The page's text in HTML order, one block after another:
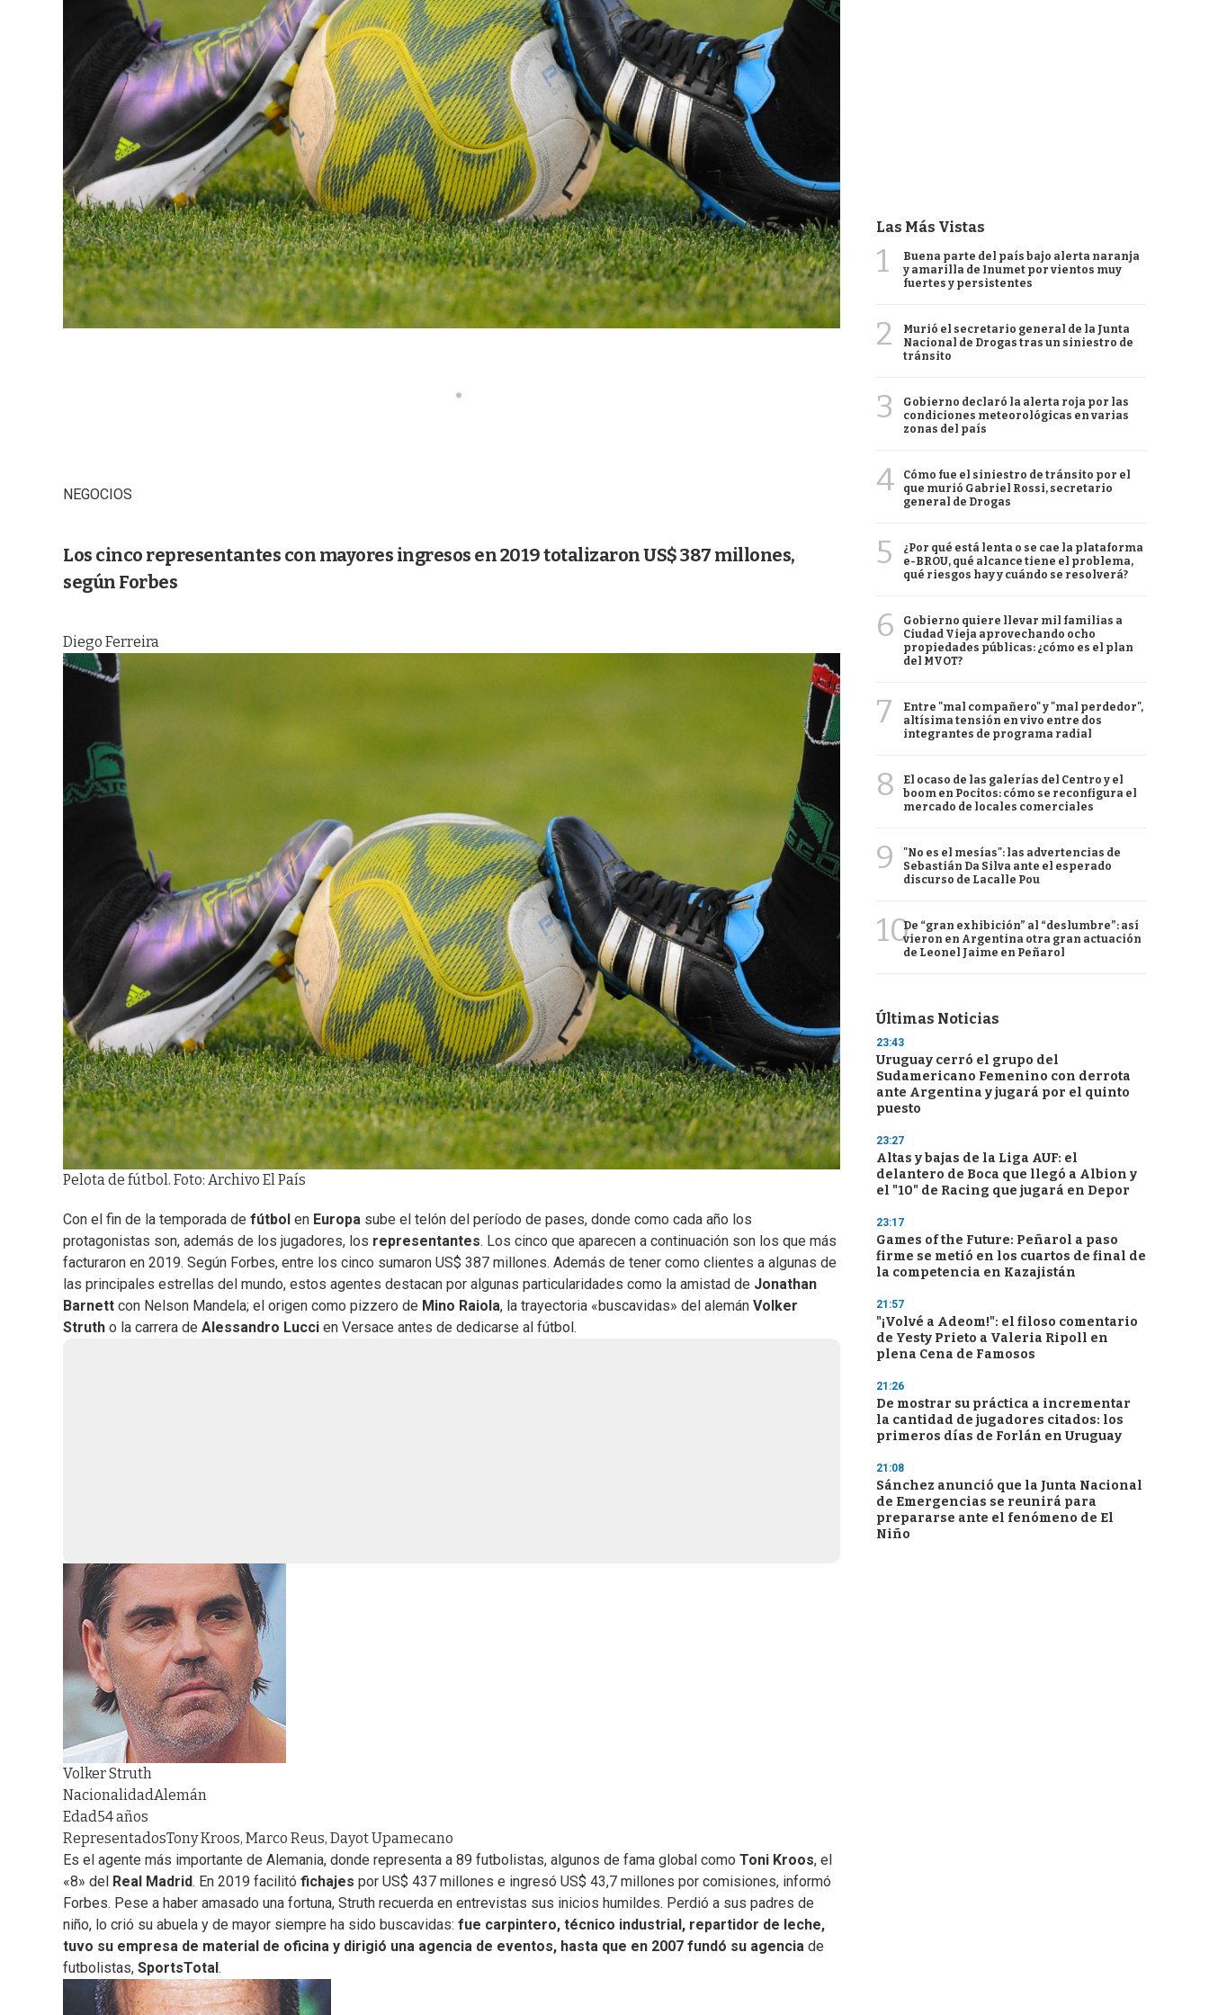
NEGOCIOS
Los cinco representantes con mayores ingresos en 2019 totalizaron US$ 387 millones,
según Forbes
Diego Ferreira
Pelota de fútbol. Foto: Archivo El País
Con el fin de la temporada de fútbol en Europa sube el telón del período de pases, donde como cada año los
protagonistas son, además de los jugadores, los representantes. Los cinco que aparecen a continuación son los que más
facturaron en 2019. Según Forbes, entre los cinco sumaron US$ 387 millones. Además de tener como clientes a algunas de
las principales estrellas del mundo, estos agentes destacan por algunas particularidades como la amistad de Jonathan
Barnett con Nelson Mandela; el origen como pizzero de Mino Raiola, la trayectoria «buscavidas» del alemán Volker
Struth o la carrera de Alessandro Lucci en Versace antes de dedicarse al fútbol.
Volker Struth
NacionalidadAlemán
Edad54 años
RepresentadosTony Kroos, Marco Reus, Dayot Upamecano
Es el agente más importante de Alemania, donde representa a 89 futbolistas, algunos de fama global como Toni Kroos, el
«8» del Real Madrid. En 2019 facilitó fichajes por US$ 437 millones e ingresó US$ 43,7 millones por comisiones, informó
Forbes. Pese a haber amasado una fortuna, Struth recuerda en entrevistas sus inicios humildes. Perdió a sus padres de
niño, lo crió su abuela y de mayor siempre ha sido buscavidas: fue carpintero, técnico industrial, repartidor de leche,
tuvo su empresa de material de oficina y dirigió una agencia de eventos, hasta que en 2007 fundó su agencia de
futbolistas, SportsTotal.
Las Más Vistas
1
Buena parte del país bajo alerta naranja
y amarilla de Inumet por vientos muy
fuertes y persistentes
2
Murió el secretario general de la Junta
Nacional de Drogas tras un siniestro de
tránsito
3
Gobierno declaró la alerta roja por las
condiciones meteorológicas en varias
zonas del país
4
Cómo fue el siniestro de tránsito por el
que murió Gabriel Rossi, secretario
general de Drogas
5
¿Por qué está lenta o se cae la plataforma
e-BROU, qué alcance tiene el problema,
qué riesgos hay y cuándo se resolverá?
6
Gobierno quiere llevar mil familias a
Ciudad Vieja aprovechando ocho
propiedades públicas: ¿cómo es el plan
del MVOT?
7
Entre "mal compañero" y "mal perdedor",
altísima tensión en vivo entre dos
integrantes de programa radial
8
El ocaso de las galerías del Centro y el
boom en Pocitos: cómo se reconfigura el
mercado de locales comerciales
9
"No es el mesías": las advertencias de
Sebastián Da Silva ante el esperado
discurso de Lacalle Pou
10De “gran exhibición” al “deslumbre”: así
vieron en Argentina otra gran actuación
de Leonel Jaime en Peñarol
Últimas Noticias
23:43
Uruguay cerró el grupo del
Sudamericano Femenino con derrota
ante Argentina y jugará por el quinto
puesto
23:27
Altas y bajas de la Liga AUF: el
delantero de Boca que llegó a Albion y
el "10" de Racing que jugará en Depor
23:17
Games of the Future: Peñarol a paso
firme se metió en los cuartos de final de
la competencia en Kazajistán
21:57
"¡Volvé a Adeom!": el filoso comentario
de Yesty Prieto a Valeria Ripoll en
plena Cena de Famosos
21:26
De mostrar su práctica a incrementar
la cantidad de jugadores citados: los
primeros días de Forlán en Uruguay
21:08
Sánchez anunció que la Junta Nacional
de Emergencias se reunirá para
prepararse ante el fenómeno de El
Niño